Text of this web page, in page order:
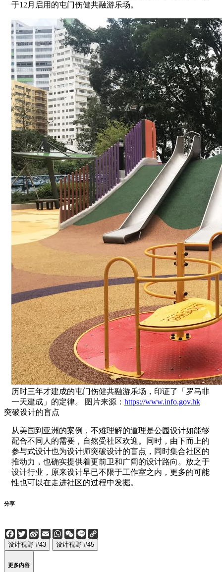
于12月启用的屯门伤健共融游乐场。
历时三年才建成的屯门伤健共融游乐场，印证了「罗马非
一天建成」的定律。 图片来源： https://www.info.gov.hk
突破设计的盲点
从美国到亚洲的案例，不难理解的道理是公园设计如能够
配合不同人的需要，自然受社区欢迎。同时，由下而上的
参与式设计也为设计师突破设计的盲点，同时集合社区的
推动力，也确实提供着更前卫和广阔的设计路向。放之于
设计行业，原来设计早已不限于工作室之内，更多的可能
性也可以在走进社区的过程中发掘。
分享
Facebook
Twitter
Sina
Weibo
EmailWhatsApp
WeChat
Line
设计视野 #43 设计视野 #45
更多内容